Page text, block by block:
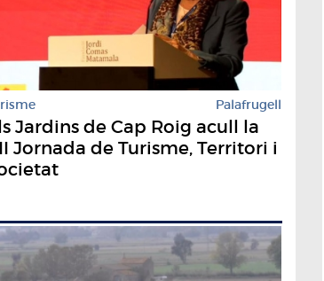
Palafrugell
Jardins de Cap Roig acull la
Jornada de Turisme, Territori i